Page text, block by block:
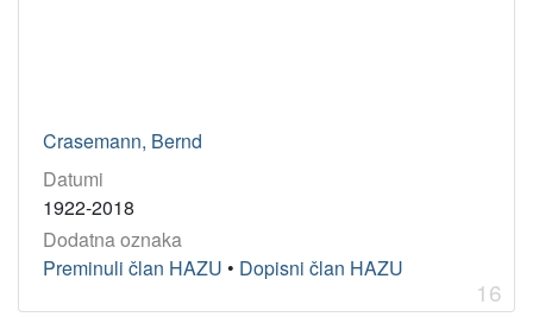
Crasemann, Bernd
Datumi
1922-2018
Dodatna oznaka
Preminuli član HAZU • Dopisni član HAZU
16